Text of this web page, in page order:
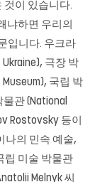
것이 있습니다.
냐하면 우리의
입니다. 우크라
극장 박
국립 박
물관 (National
Rostovsky 등이
나의 민속 예술,
립 미술 박물관
Melnyk 씨